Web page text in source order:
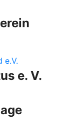
e.V.
e. V.